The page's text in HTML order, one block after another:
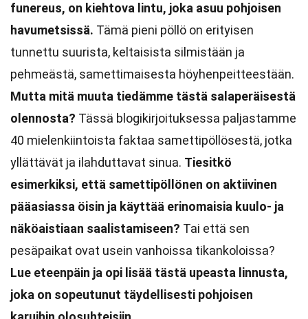
funereus, on kiehtova lintu, joka asuu pohjoisen
havumetsissä. Tämä pieni pöllö on erityisen
tunnettu suurista, keltaisista silmistään ja
pehmeästä, samettimaisesta höyhenpeitteestään.
Mutta mitä muuta tiedämme tästä salaperäisestä
olennosta? Tässä blogikirjoituksessa paljastamme
40 mielenkiintoista faktaa samettipöllösestä, jotka
yllättävät ja ilahduttavat sinua. Tiesitkö
esimerkiksi, että samettipöllönen on aktiivinen
pääasiassa öisin ja käyttää erinomaisia kuulo- ja
näköaistiaan saalistamiseen? Tai että sen
pesäpaikat ovat usein vanhoissa tikankoloissa?
Lue eteenpäin ja opi lisää tästä upeasta linnusta,
joka on sopeutunut täydellisesti pohjoisen